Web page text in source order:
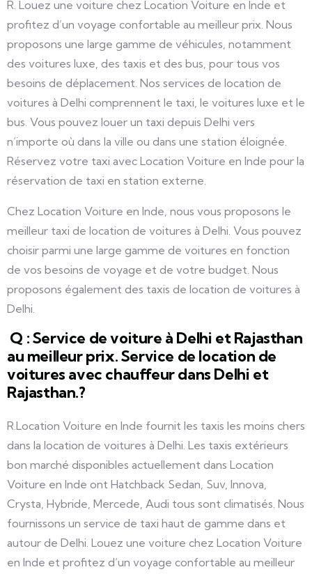
R. Louez une voiture chez Location Voiture en Inde et
profitez d’un voyage confortable au meilleur prix. Nous
proposons une large gamme de véhicules, notamment
des voitures luxe, des taxis et des bus, pour tous vos
besoins de déplacement. Nos services de location de
voitures à Delhi comprennent le taxi, le voitures luxe et le
bus. Vous pouvez louer un taxi depuis Delhi vers
n’importe où dans la ville ou dans une station éloignée.
Réservez votre taxi avec Location Voiture en Inde pour la
réservation de taxi en station externe.
Chez Location Voiture en Inde, nous vous proposons le
meilleur taxi de location de voitures à Delhi. Vous pouvez
choisir parmi une large gamme de voitures en fonction
de vos besoins de voyage et de votre budget. Nous
proposons également des taxis de location de voitures à
Delhi.
Q : Service de voiture à Delhi et Rajasthan
au meilleur prix. Service de location de
voitures avec chauffeur dans Delhi et
Rajasthan.?
R.Location Voiture en Inde fournit les taxis les moins chers
dans la location de voitures à Delhi. Les taxis extérieurs
bon marché disponibles actuellement dans Location
Voiture en Inde ont Hatchback Sedan, Suv, Innova,
Crysta, Hybride, Mercede, Audi tous sont climatisés. Nous
fournissons un service de taxi haut de gamme dans et
autour de Delhi. Louez une voiture chez Location Voiture
en Inde et profitez d’un voyage confortable au meilleur